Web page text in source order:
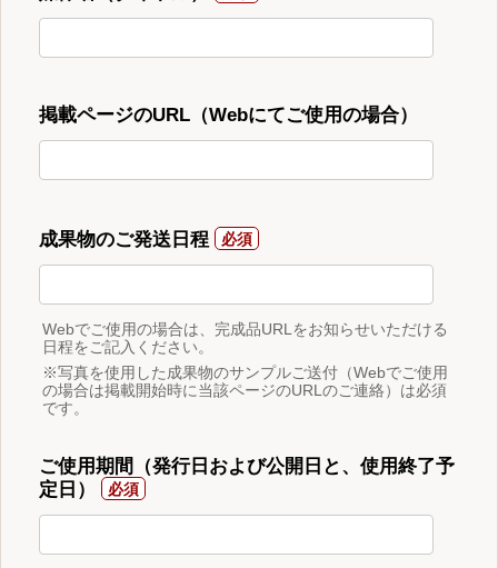
掲載ページのURL（Webにてご使用の場合）
成果物のご発送日程
Webでご使用の場合は、完成品URLをお知らせいただける
日程をご記入ください。
※写真を使用した成果物のサンプルご送付（Webでご使用
の場合は掲載開始時に当該ページのURLのご連絡）は必須
です。
ご使用期間（発行日および公開日と、使用終了予
定日）